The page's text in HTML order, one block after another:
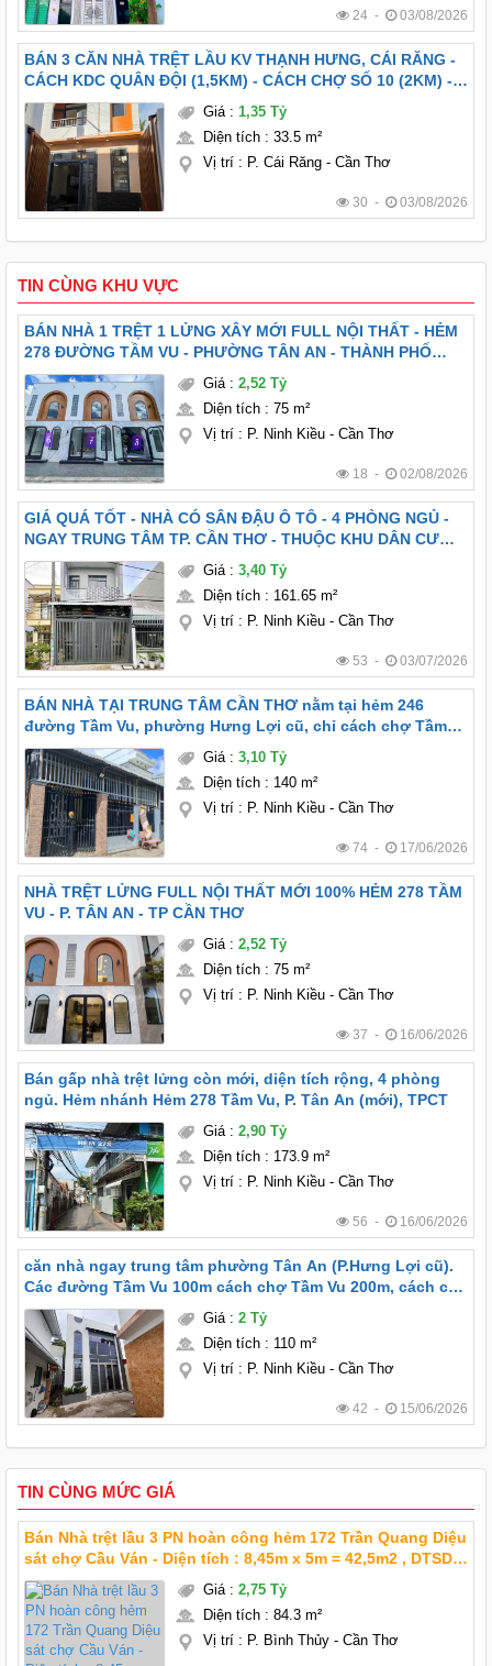
24 - 03/08/2026
BÁN 3 CĂN NHÀ TRỆT LẦU KV THẠNH HƯNG, CÁI RĂNG -
CÁCH KDC QUÂN ĐỘI (1,5KM) - CÁCH CHỢ SỐ 10 (2KM) -
FULL NỘI THẤT
Giá: 1,35 Tỷ
Diện tích: 33.5 m²
Vị trí: P. Cái Răng - Cần Thơ
30 - 03/08/2026
TIN CÙNG KHU VỰC
BÁN NHÀ 1 TRỆT 1 LỬNG XÂY MỚI FULL NỘI THẤT - HẺM
278 ĐƯỜNG TẦM VU - PHƯỜNG TÂN AN - THÀNH PHỐ
CẦN THƠ
Giá: 2,52 Tỷ
Diện tích: 75 m²
Vị trí: P. Ninh Kiều - Cần Thơ
18 - 02/08/2026
GIÁ QUÁ TỐT - NHÀ CÓ SÂN ĐẬU Ô TÔ - 4 PHÒNG NGỦ -
NGAY TRUNG TÂM TP. CẦN THƠ - THUỘC KHU DÂN CƯ
PHƯỚC KIẾN - TẦM VU - PHƯỜNG TÂN AN ( HƯNG LỢI,
NINH KIỀU CŨ )
Giá: 3,40 Tỷ
Diện tích: 161.65 m²
Vị trí: P. Ninh Kiều - Cần Thơ
53 - 03/07/2026
BÁN NHÀ TẠI TRUNG TÂM CẦN THƠ nằm tại hẻm 246
đường Tầm Vu, phường Hưng Lợi cũ, chỉ cách chợ Tầm
350-400m ở chợ có BHX quán cafe bờ kè, đi lại thuận tiện
Giá: 3,10 Tỷ
Diện tích: 140 m²
Vị trí: P. Ninh Kiều - Cần Thơ
74 - 17/06/2026
NHÀ TRỆT LỬNG FULL NỘI THẤT MỚI 100% HẺM 278 TẦM
VU - P. TÂN AN - TP CẦN THƠ
Giá: 2,52 Tỷ
Diện tích: 75 m²
Vị trí: P. Ninh Kiều - Cần Thơ
37 - 16/06/2026
Bán gấp nhà trệt lửng còn mới, diện tích rộng, 4 phòng
ngủ. Hẻm nhánh Hẻm 278 Tầm Vu, P. Tân An (mới), TPCT
Giá: 2,90 Tỷ
Diện tích: 173.9 m²
Vị trí: P. Ninh Kiều - Cần Thơ
56 - 16/06/2026
căn nhà ngay trung tâm phường Tân An (P.Hưng Lợi cũ).
Các đường Tầm Vu 100m cách chợ Tầm Vu 200m, cách cầu
Trần Hoàng Na 300m.
Giá: 2 Tỷ
Diện tích: 110 m²
Vị trí: P. Ninh Kiều - Cần Thơ
42 - 15/06/2026
TIN CÙNG MỨC GIÁ
Bán Nhà trệt lầu 3 PN hoàn công hẻm 172 Trần Quang Diệu
sát chợ Cầu Ván - Diện tích : 8,45m x 5m = 42,5m2 , DTSD
84,3m2 - Giá mới : 2 Tỷ 750 triệu TL chính chủ - Kết cấu :
nhà trệt lầu 3 phòng ngủ (
Giá: 2,75 Tỷ
Diện tích: 84.3 m²
Vị trí: P. Bình Thủy - Cần Thơ